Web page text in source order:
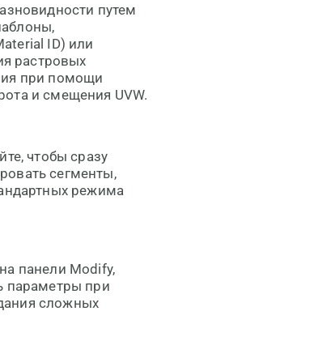
путем
ID) или
растровых
при помощи
и смещения UVW.
чтобы сразу
сегменты,
режима
панели Modify,
параметры при
сложных